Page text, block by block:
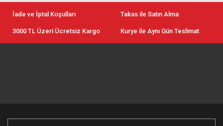
İade ve İptal Koşulları Takas ile Satın Alma
3000 TL Üzeri Ücretsiz Kargo Kurye ile Aynı Gün Teslimat